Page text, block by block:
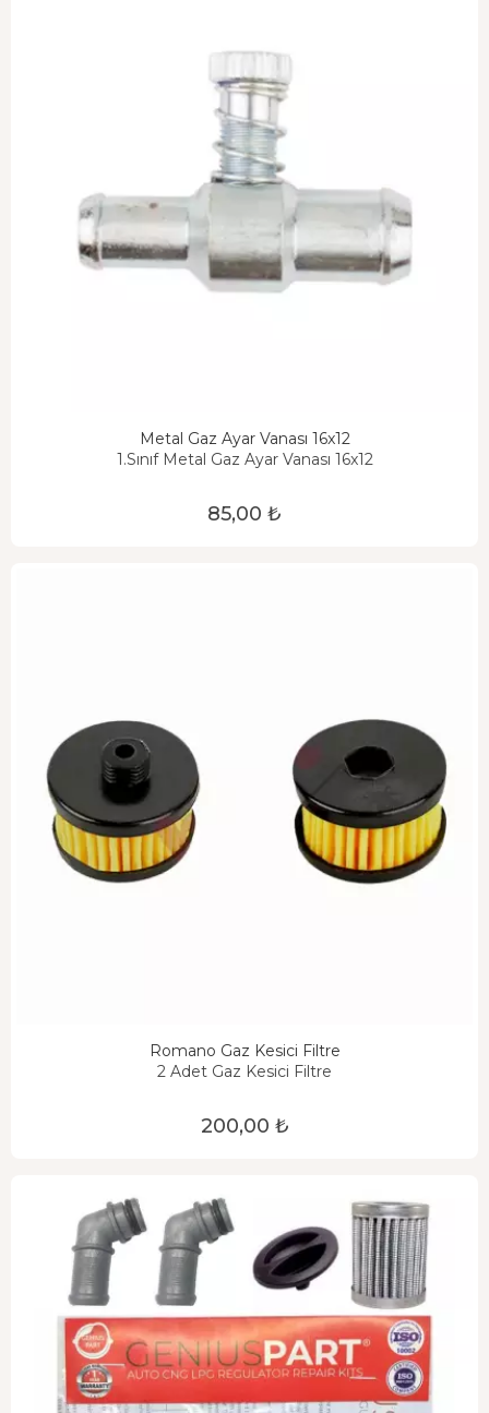
Metal Gaz Ayar Vanası 16x12
1.Sınıf Metal Gaz Ayar Vanası 16x12
85,00 ₺
Romano Gaz Kesici Filtre
2 Adet Gaz Kesici Filtre
200,00 ₺